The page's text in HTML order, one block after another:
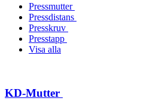
Pressmutter
Pressdistans
Presskruv
Presstapp
Visa alla
KD-Mutter